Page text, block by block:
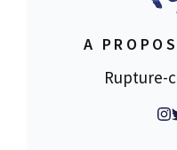
A
Rupture-